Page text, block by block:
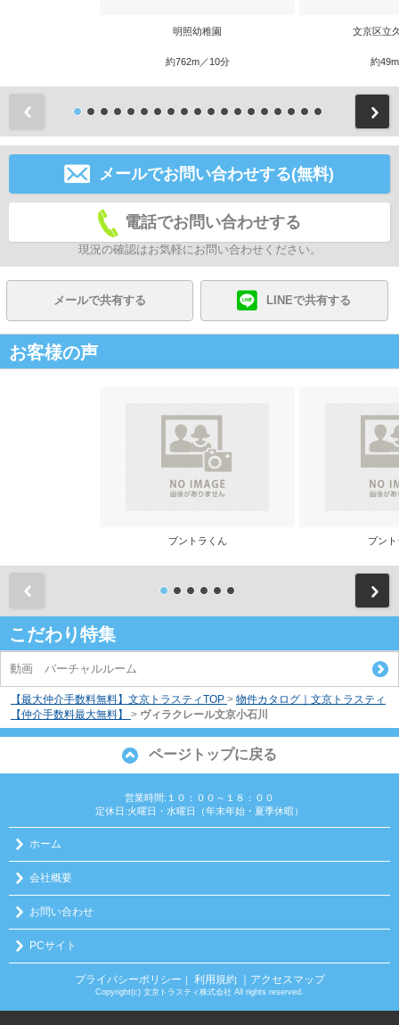
明照幼稚園
約762m／10分
文京区立
約
メールでお問い合わせする(無料)
電話でお問い合わせする
現況の確認はお気軽にお問い合わせください。
メールで共有する LINEで共有する
お客様の声
ブントラくん ブン
こだわり特集
動画 バーチャルルーム
【最大仲介手数料無料】文京トラスティTOP > 物件カタログ｜文京トラスティ
【仲介手数料最大無料】
> ヴィラクレール文京小石川
ページトップに戻る
営業時間:１０：００～１８：００
定休日:火曜日・水曜日（年末年始・夏季休暇）
ホーム
会社概要
お問い合わせ
PCサイト
プライバシーポリシー ｜ 利用規約 ｜アクセスマップ
Copyright(c) 文京トラスティ株式会社 All rights reserved.